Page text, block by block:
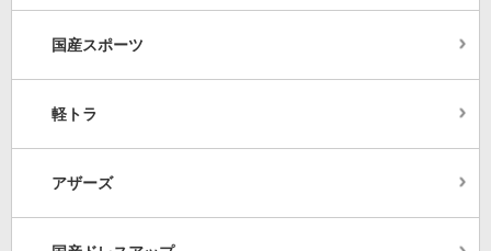
国産スポーツ
軽トラ
アザーズ